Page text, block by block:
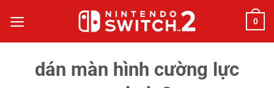
qua
nội
0
dán màn hình cường lực